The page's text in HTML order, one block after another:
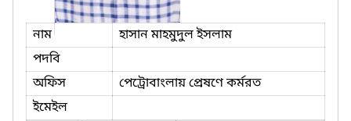
নাম
হাসান মাহমুদুল ইসলাম
পদবি
অফিস
পেট্রোবাংলায় প্রেষণে কর্মরত
ইমেইল